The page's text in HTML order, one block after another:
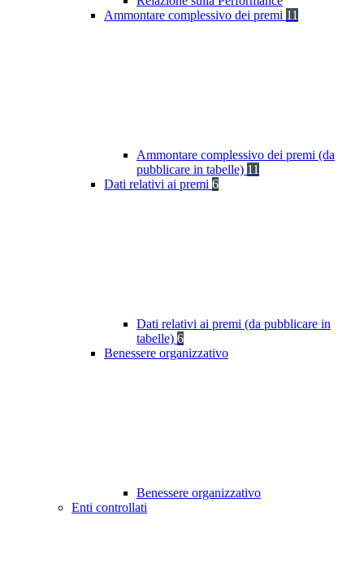
Ammontare complessivo dei premi 11
Ammontare complessivo dei premi (da
pubblicare in tabelle) 11
Dati relativi ai premi 6
Dati relativi ai premi (da pubblicare in
tabelle) 6
Benessere organizzativo
Benessere organizzativo
Enti controllati